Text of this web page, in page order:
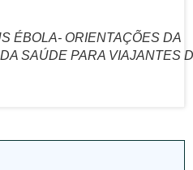
ÉBOLA- ORIENTAÇÕES DA
SAÚDE PARA VIAJANTES